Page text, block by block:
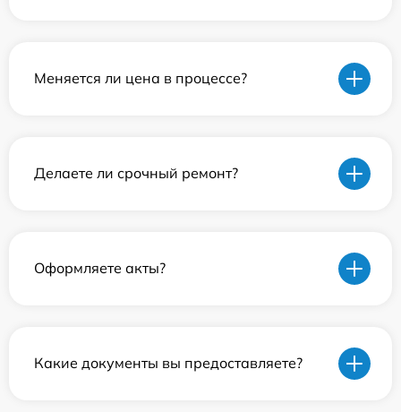
Меняется ли цена в процессе?
Делаете ли срочный ремонт?
Оформляете акты?
Какие документы вы предоставляете?